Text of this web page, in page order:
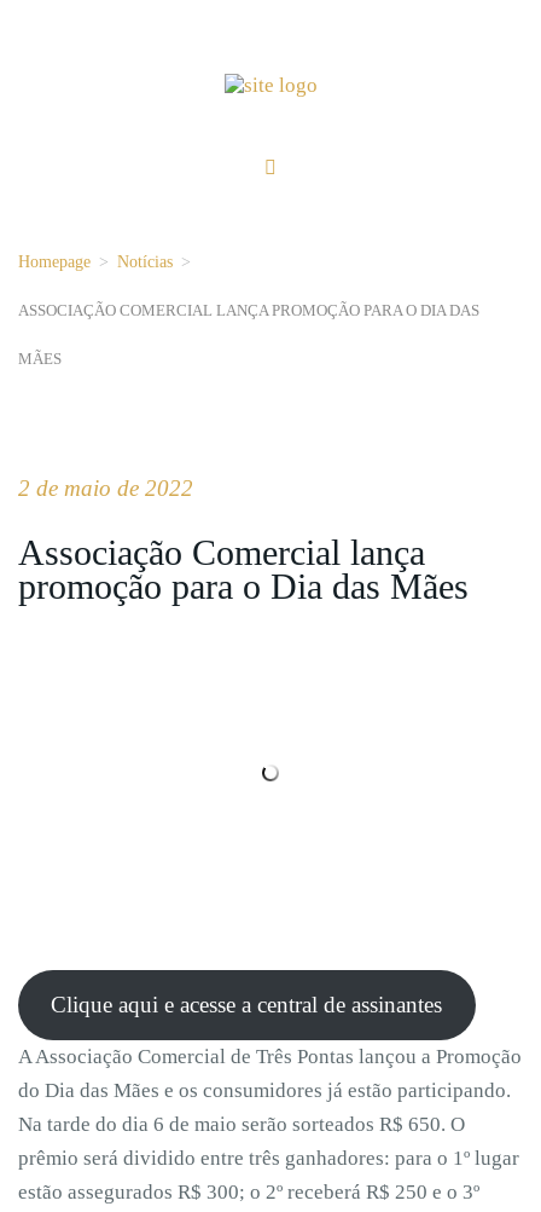
Homepage > Notícias >
ASSOCIAÇÃO COMERCIAL LANÇA PROMOÇÃO PARA O DIA DAS
MÃES
2 de maio de 2022
Associação Comercial lança
promoção para o Dia das Mães
Clique aqui e acesse a central de assinantes
A Associação Comercial de Três Pontas lançou a Promoção
do Dia das Mães e os consumidores já estão participando.
Na tarde do dia 6 de maio serão sorteados R$ 650. O
prêmio será dividido entre três ganhadores: para o 1º lugar
estão assegurados R$ 300; o 2º receberá R$ 250 e o 3º